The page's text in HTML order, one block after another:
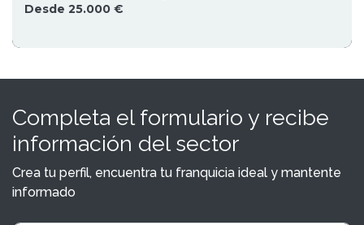
Desde 25.000 €
Completa el formulario y recibe
información del sector
Crea tu perfil, encuentra tu franquicia ideal y mantente
informado